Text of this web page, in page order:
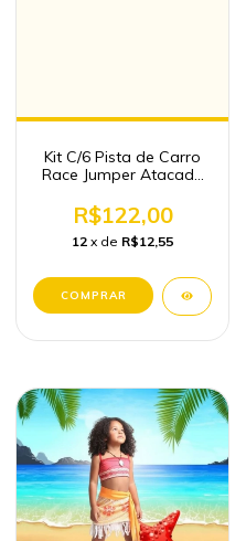
Kit C/6 Pista de Carro
Race Jumper Atacado
R$122,00
12 x de R$12,55